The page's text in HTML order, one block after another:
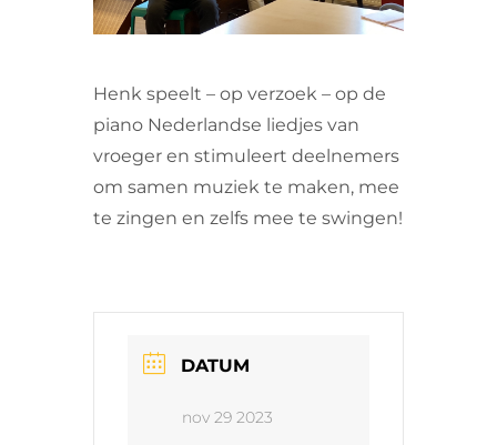
CONTACT
Henk speelt – op verzoek – op de
piano Nederlandse liedjes van
vroeger en stimuleert deelnemers
om samen muziek te maken, mee
te zingen en zelfs mee te swingen!
DATUM
nov 29 2023